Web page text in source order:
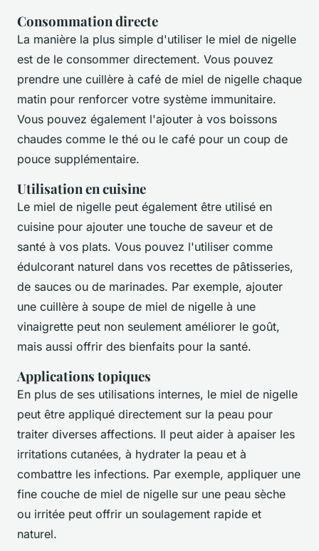
Consommation directe
La manière la plus simple d'utiliser le miel de nigelle
est de le consommer directement. Vous pouvez
prendre une cuillère à café de miel de nigelle chaque
matin pour renforcer votre système immunitaire.
Vous pouvez également l'ajouter à vos boissons
chaudes comme le thé ou le café pour un coup de
pouce supplémentaire.
Utilisation en cuisine
Le miel de nigelle peut également être utilisé en
cuisine pour ajouter une touche de saveur et de
santé à vos plats. Vous pouvez l'utiliser comme
édulcorant naturel dans vos recettes de pâtisseries,
de sauces ou de marinades. Par exemple, ajouter
une cuillère à soupe de miel de nigelle à une
vinaigrette peut non seulement améliorer le goût,
mais aussi offrir des bienfaits pour la santé.
Applications topiques
En plus de ses utilisations internes, le miel de nigelle
peut être appliqué directement sur la peau pour
traiter diverses affections. Il peut aider à apaiser les
irritations cutanées, à hydrater la peau et à
combattre les infections. Par exemple, appliquer une
fine couche de miel de nigelle sur une peau sèche
ou irritée peut offrir un soulagement rapide et
naturel.